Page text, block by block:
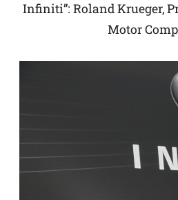
Infiniti”: Roland Krueger,
Motor